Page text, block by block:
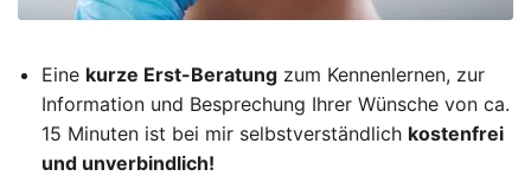
Eine kurze Erst-Beratung zum Kennenlernen, zur
Information und Besprechung Ihrer Wünsche von ca.
15 Minuten ist bei mir selbstverständlich kostenfrei
und unverbindlich!